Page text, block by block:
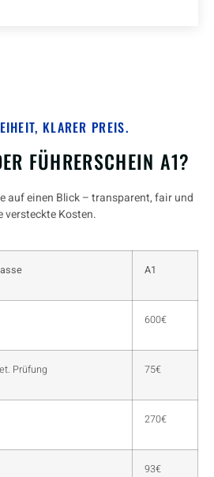
KLARER PREIS.
FÜHRERSCHEIN A1?
auf einen Blick – transparent, fair und
versteckte Kosten.
A1
600€
Prüfung 75€
270€
93€